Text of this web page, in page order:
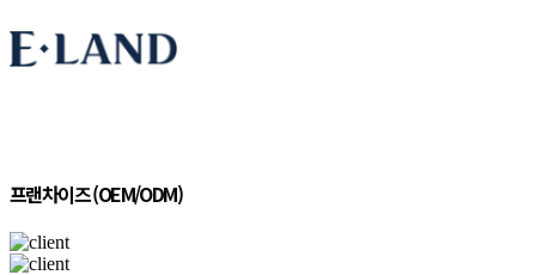
프랜차이즈 (OEM/ODM)